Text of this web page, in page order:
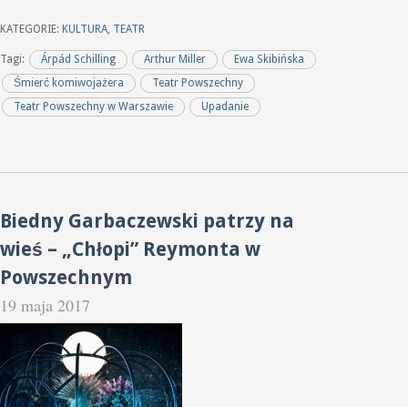
KATEGORIE: KULTURA, TEATR
Tagi: Árpád Schilling Arthur Miller
Ewa Skibińska
Śmierć komiwojażera
Teatr Powszechny
Teatr Powszechny w Warszawie
Upadanie
Biedny Garbaczewski patrzy na
wieś – „Chłopi” Reymonta w
Powszechnym
19 maja 2017